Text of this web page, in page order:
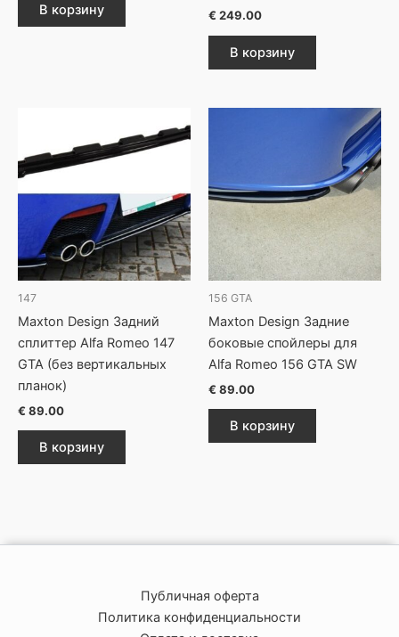
В корзину € 249.00
В корзину
147
Maxton Design Задний
сплиттер Alfa Romeo 147
GTA (без вертикальных
планок)
€ 89.00
В корзину
156 GTA
Maxton Design Задние
боковые спойлеры для
Alfa Romeo 156 GTA SW
€ 89.00
В корзину
Публичная оферта
Политика конфиденциальности